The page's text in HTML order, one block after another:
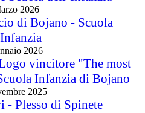
2026
di Bojano - Scuola
2026
vincitore "The most
Infanzia di Bojano
2025
- Plesso di Spinete